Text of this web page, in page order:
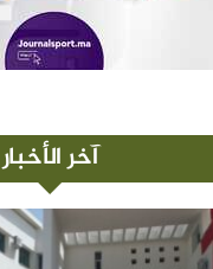
آخر الأخبار